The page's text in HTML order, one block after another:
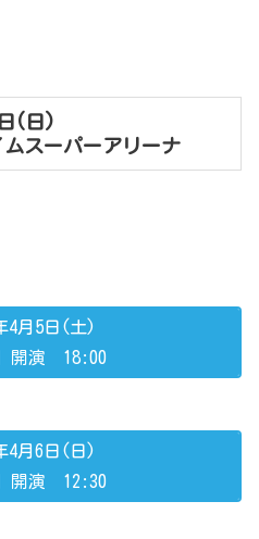
(日)
スーパーアリーナ
4月5日(土)
開演 18:00
4月6日(日)
開演 12:30